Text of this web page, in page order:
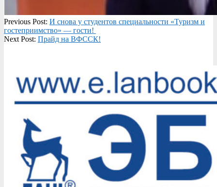
2025-
10-
31
Previous Post: И снова у студентов специальности «Туризм и
гостеприимство» — гости!
Next Post: Прайд на ВФССК!